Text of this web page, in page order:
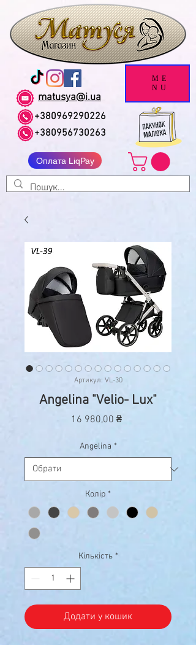
matusya@i.ua
+380969290226
+380956730263
Оплата LiqPay
ME
NU
Артикул: VL-30
Angelina "Velio- Lux"
16 980,00 ₴Ціна
Angelina *
Колір *
Кількість *
Додати у кошик